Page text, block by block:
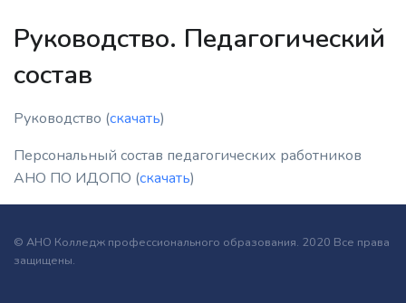
Руководство. Педагогический
состав
Руководство (скачать)
Персональный состав педагогических работников
АНО ПО ИДОПО (скачать)
© АНО Колледж профессионального образования. 2020 Все права
защищены.